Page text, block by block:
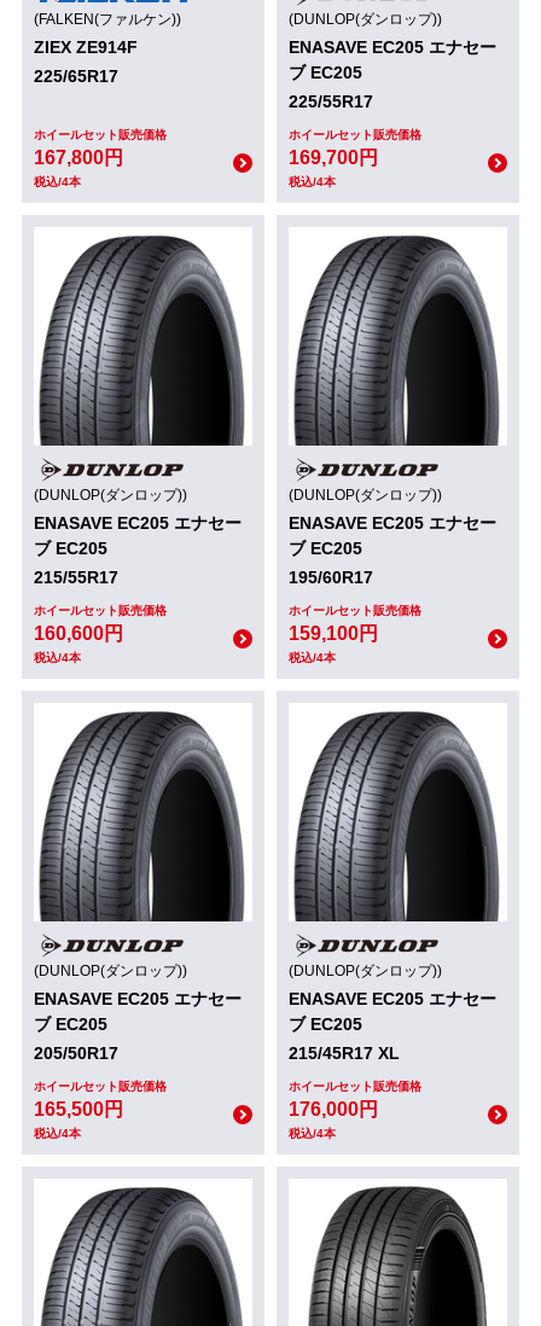
(FALKEN(ファルケン))
ZIEX ZE914F
225/65R17
ホイールセット販売価格
167,800円
税込/4本
(DUNLOP(ダンロップ))
ENASAVE EC205 エナセー
ブ EC205
225/55R17
ホイールセット販売価格
169,700円
税込/4本
(DUNLOP(ダンロップ))
ENASAVE EC205 エナセー
ブ EC205
215/55R17
ホイールセット販売価格
160,600円
税込/4本
(DUNLOP(ダンロップ))
ENASAVE EC205 エナセー
ブ EC205
195/60R17
ホイールセット販売価格
159,100円
税込/4本
(DUNLOP(ダンロップ))
ENASAVE EC205 エナセー
ブ EC205
205/50R17
ホイールセット販売価格
165,500円
税込/4本
(DUNLOP(ダンロップ))
ENASAVE EC205 エナセー
ブ EC205
215/45R17 XL
ホイールセット販売価格
176,000円
税込/4本